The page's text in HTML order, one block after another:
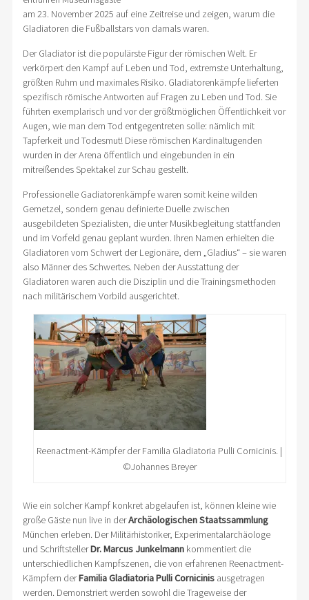
am 23. November 2025 auf eine Zeitreise und zeigen, warum die
Gladiatoren die Fußballstars von damals waren.
Der Gladiator ist die populärste Figur der römischen Welt. Er
verkörpert den Kampf auf Leben und Tod, extremste Unterhaltung,
größten Ruhm und maximales Risiko. Gladiatorenkämpfe lieferten
spezifisch römische Antworten auf Fragen zu Leben und Tod. Sie
führten exemplarisch und vor der größtmöglichen Öffentlichkeit vor
Augen, wie man dem Tod entgegentreten solle: nämlich mit
Tapferkeit und Todesmut! Diese römischen Kardinaltugenden
wurden in der Arena öffentlich und eingebunden in ein
mitreißendes Spektakel zur Schau gestellt.
Professionelle Gadiatorenkämpfe waren somit keine wilden
Gemetzel, sondern genau definierte Duelle zwischen
ausgebildeten Spezialisten, die unter Musikbegleitung stattfanden
und im Vorfeld genau geplant wurden. Ihren Namen erhielten die
Gladiatoren vom Schwert der Legionäre, dem „Gladius“ – sie waren
also Männer des Schwertes. Neben der Ausstattung der
Gladiatoren waren auch die Disziplin und die Trainingsmethoden
nach militärischem Vorbild ausgerichtet.
Reenactment-Kämpfer der Familia Gladiatoria Pulli Cornicinis. |
©Johannes Breyer
Wie ein solcher Kampf konkret abgelaufen ist, können kleine wie
große Gäste nun live in derArchäologischen Staatssammlung
München erleben. Der Militärhistoriker, Experimentalarchäologe
und SchriftstellerDr. Marcus Junkelmannkommentiert die
unterschiedlichen Kampfszenen, die von erfahrenen Reenactment-
Kämpfern derFamilia Gladiatoria Pulli Cornicinisausgetragen
werden. Demonstriert werden sowohl die Trageweise der